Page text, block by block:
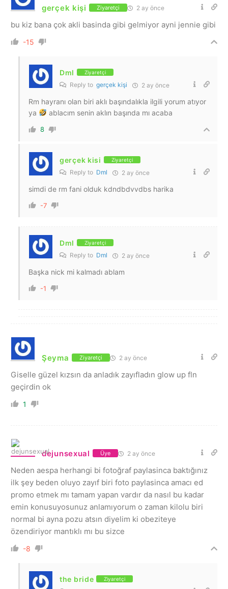
gerçek kişi Ziyaretçi 2 ay önce
bu kiz bana çok akli basinda gibi gelmiyor ayni jennie gibi
-15
Dml Ziyaretçi
Reply to gerçek kişi 2 ay önce
Rm hayranı olan biri aklı başındalıkla ilgili yorum atıyor
ya
ablacım senin aklın başında mı acaba
8
gerçek kisi Ziyaretçi
Reply to Dml 2 ay önce
simdi de rm fani olduk kdndbdvvdbs harika
-7
Dml Ziyaretçi
Reply to Dml 2 ay önce
Başka nick mi kalmadı ablam
-1
Şeyma Ziyaretçi 2 ay önce
Giselle güzel kızsın da anladık zayıfladın glow up fln
geçirdin ok
1
dejunsexual Üye 2 ay önce
Neden aespa herhangi bi fotoğraf paylasinca baktığınız
ilk şey beden oluyo zayıf biri foto paylasinca amacı ed
promo etmek mı tamam yapan vardır da nasıl bu kadar
emin konusuyosunuz anlamıyorum o zaman kilolu biri
normal bi ayna pozu atsın diyelim ki obeziteye
özendiriyor mantıklı mı bu sizce
-8
the bride Ziyaretçi